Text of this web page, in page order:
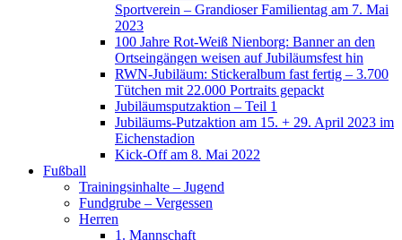
Sportverein – Grandioser Familientag am 7. Mai
2023
100 Jahre Rot-Weiß Nienborg: Banner an den
Ortseingängen weisen auf Jubiläumsfest hin
RWN-Jubiläum: Stickeralbum fast fertig – 3.700
Tütchen mit 22.000 Portraits gepackt
Jubiläumsputzaktion – Teil 1
Jubiläums-Putzaktion am 15. + 29. April 2023 im
Eichenstadion
Kick-Off am 8. Mai 2022
Fußball
Trainingsinhalte – Jugend
Fundgrube – Vergessen
Herren
1. Mannschaft